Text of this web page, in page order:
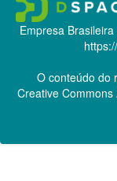
Empresa
O conteúdo do
Creative Commons